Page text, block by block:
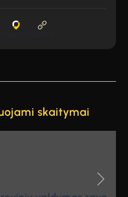
skaitymai
telefone
Next